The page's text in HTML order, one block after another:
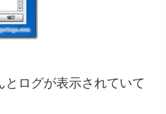
ログが表示されていて